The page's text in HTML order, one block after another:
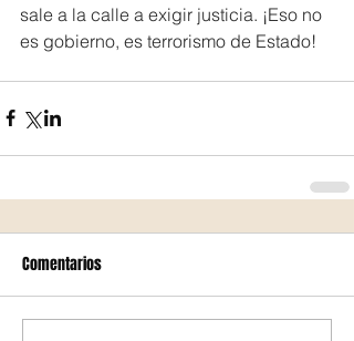
sale a la calle a exigir justicia. ¡Eso no
es gobierno, es terrorismo de Estado!
Comentarios